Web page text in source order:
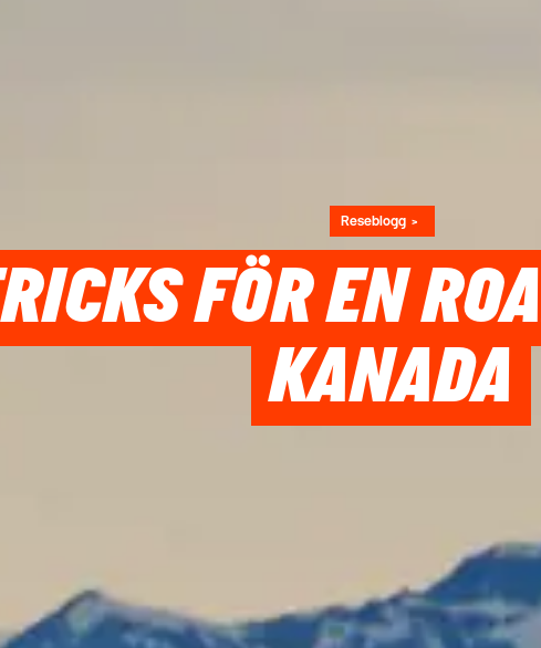
Reseblogg
FÖR EN
KANADA